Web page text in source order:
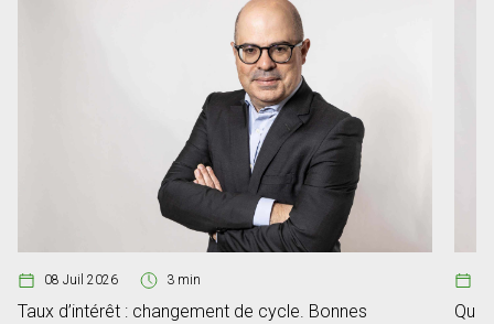
08 Juil 2026 3 min
Taux d’intérêt : changement de cycle. Bonnes